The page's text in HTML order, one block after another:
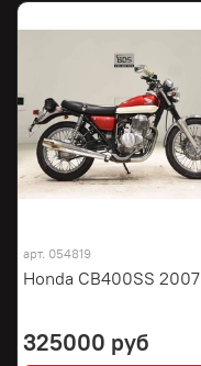
арт. 054819
Honda CB400SS 2007
325000 руб